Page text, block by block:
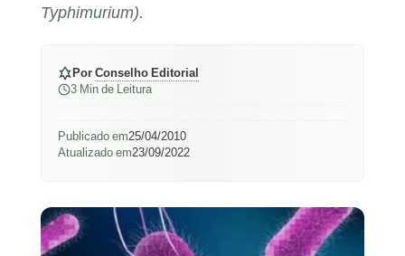
Typhimurium).
PorConselho Editorial
3 Min de Leitura
Publicado em25/04/2010
Atualizado em23/09/2022